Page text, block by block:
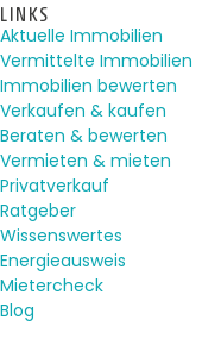
LINKS
Aktuelle Immobilien
Vermittelte Immobilien
Immobilien bewerten
Verkaufen & kaufen
Beraten & bewerten
Vermieten & mieten
Privatverkauf
Ratgeber
Wissenswertes
Energieausweis
Mietercheck
Blog